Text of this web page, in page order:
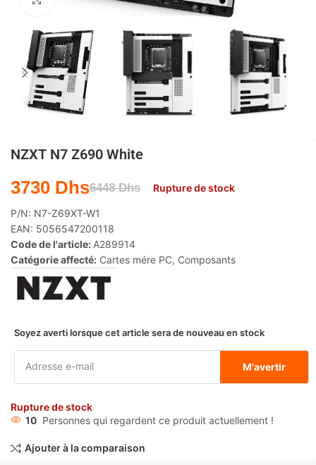
NZXT N7 Z690 White
6448Dhs
3730 Dhs Rupture de stock
P/N: N7-Z69XT-W1
EAN: 5056547200118
Code de l'article: A289914
Catégorie affecté: Cartes mére PC, Composants
Soyez averti lorsque cet article sera de nouveau en stock
M'avertir
Rupture de stock
10 Personnes qui regardent ce produit actuellement !
Ajouter à la comparaison